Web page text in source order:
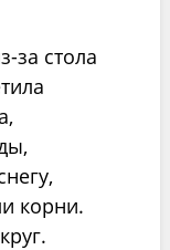
за стола
корни.